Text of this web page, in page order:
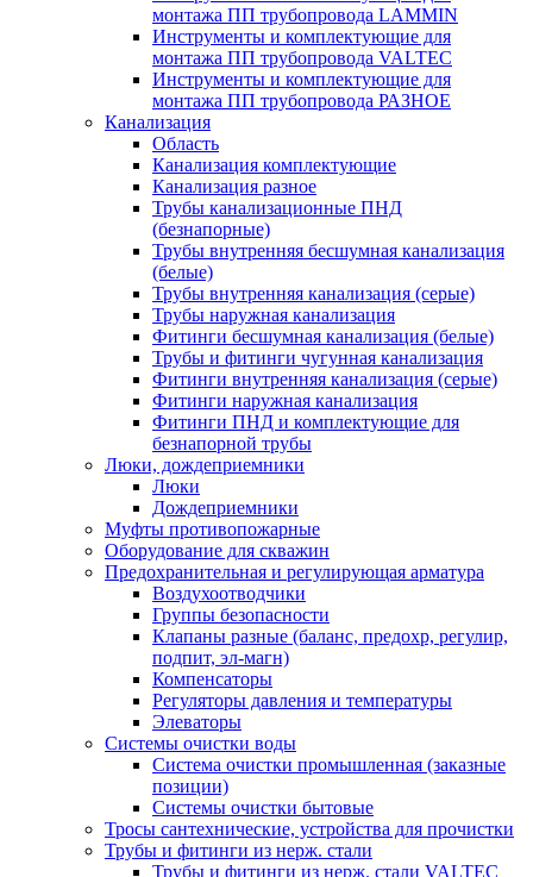
монтажа ПП трубопровода LAMMIN
Инструменты и комплектующие для
монтажа ПП трубопровода VALTEC
Инструменты и комплектующие для
монтажа ПП трубопровода РАЗНОЕ
Канализация
Область
Канализация комплектующие
Канализация разное
Трубы канализационные ПНД
(безнапорные)
Трубы внутренняя бесшумная канализация
(белые)
Трубы внутренняя канализация (серые)
Трубы наружная канализация
Фитинги бесшумная канализация (белые)
Трубы и фитинги чугунная канализация
Фитинги внутренняя канализация (серые)
Фитинги наружная канализация
Фитинги ПНД и комплектующие для
безнапорной трубы
Люки, дождеприемники
Люки
Дождеприемники
Муфты противопожарные
Оборудование для скважин
Предохранительная и регулирующая арматура
Воздухоотводчики
Группы безопасности
Клапаны разные (баланс, предохр, регулир,
подпит, эл-магн)
Компенсаторы
Регуляторы давления и температуры
Элеваторы
Системы очистки воды
Система очистки промышленная (заказные
позиции)
Системы очистки бытовые
Тросы сантехнические, устройства для прочистки
Трубы и фитинги из нерж. стали
Трубы и фитинги из нерж. стали VALTEC